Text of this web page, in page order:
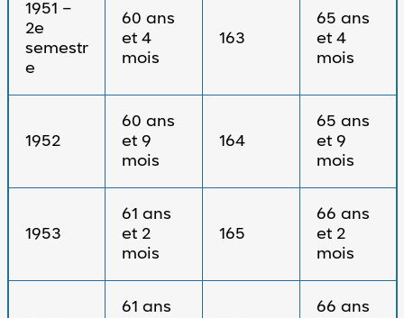
1951 –
2e
semestr
e
60 ans
et 4
mois
163
65 ans
et 4
mois
1952
60 ans
et 9
mois
164
65 ans
et 9
mois
1953
61 ans
et 2
mois
165
66 ans
et 2
mois
61 ans
66 ans